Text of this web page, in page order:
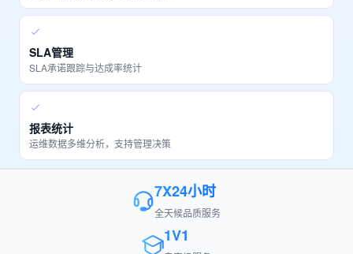
SLA管理
SLA承诺跟踪与达成率统计
报表统计
运维数据多维分析，支持管理决策
7X24小时
全天候品质服务
1V1